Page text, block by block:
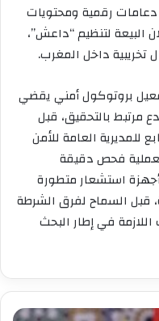
رقمية ومحتويات
البيعة لتنظيم “داعش”،
تخريبية داخل المغرب.
بروتوكول أمني يقضي
مرتبط بالتحقيق، قبل
العامة للأمن
فحص دقيقة
استشعار متطورة
قبل السماح لفرق الشرطة
اللازمة في إطار البحث